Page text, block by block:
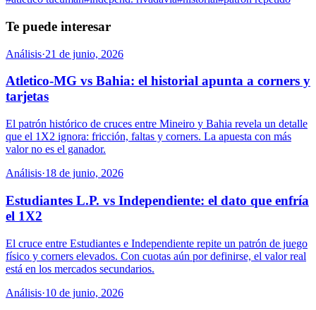
Te puede interesar
Análisis·21 de junio, 2026
Atletico-MG vs Bahia: el historial apunta a corners y
tarjetas
El patrón histórico de cruces entre Mineiro y Bahia revela un detalle
que el 1X2 ignora: fricción, faltas y corners. La apuesta con más
valor no es el ganador.
Análisis·18 de junio, 2026
Estudiantes L.P. vs Independiente: el dato que enfría
el 1X2
El cruce entre Estudiantes e Independiente repite un patrón de juego
físico y corners elevados. Con cuotas aún por definirse, el valor real
está en los mercados secundarios.
Análisis·10 de junio, 2026